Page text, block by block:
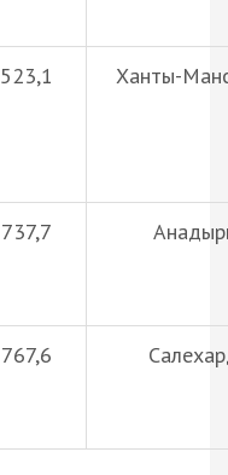
523,1 Ханты-
737,7
767,6